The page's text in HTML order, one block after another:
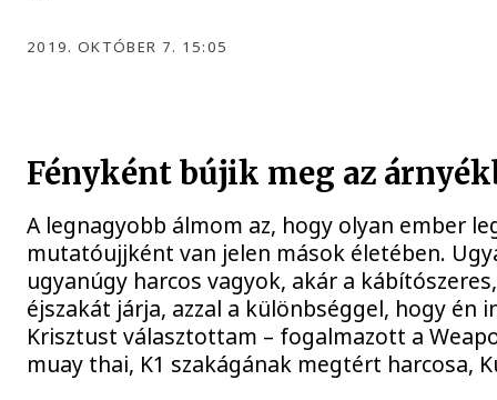
2019. OKTÓBER 7. 15:05
Fényként bújik meg az
A legnagyobb álmom az, hogy olyan ember
mutatóujjként van jelen mások életében.
ugyanúgy harcos vagyok, akár a
éjszakát járja, azzal a különbséggel, hogy én
Krisztust választottam – fogalmazott a
muay thai, K1 szakágának megtért harcosa,